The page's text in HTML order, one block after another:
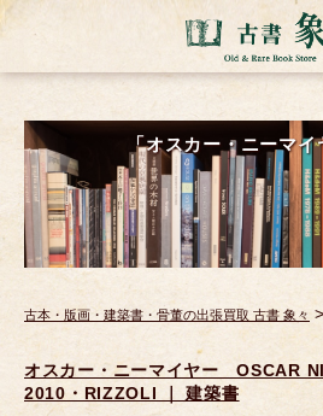
「オスカー・ニーマ
古本・版画・建築書・骨董の出張買取 古書 象々 >
オスカー・ニーマイヤー OSCAR
2010・RIZZOLI ｜ 建築書